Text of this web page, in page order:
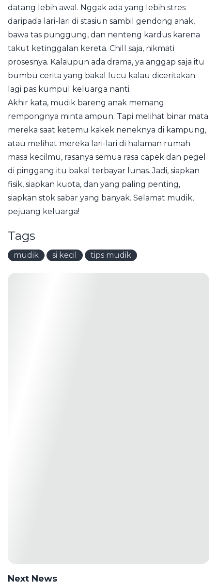
datang lebih awal. Nggak ada yang lebih stres
daripada lari-lari di stasiun sambil gendong anak,
bawa tas punggung, dan nenteng kardus karena
takut ketinggalan kereta. Chill saja, nikmati
prosesnya. Kalaupun ada drama, ya anggap saja itu
bumbu cerita yang bakal lucu kalau diceritakan
lagi pas kumpul keluarga nanti.
Akhir kata, mudik bareng anak memang
rempongnya minta ampun. Tapi melihat binar mata
mereka saat ketemu kakek neneknya di kampung,
atau melihat mereka lari-lari di halaman rumah
masa kecilmu, rasanya semua rasa capek dan pegel
di pinggang itu bakal terbayar lunas. Jadi, siapkan
fisik, siapkan kuota, dan yang paling penting,
siapkan stok sabar yang banyak. Selamat mudik,
pejuang keluarga!
Tags
mudik si kecil tips mudik
Next News